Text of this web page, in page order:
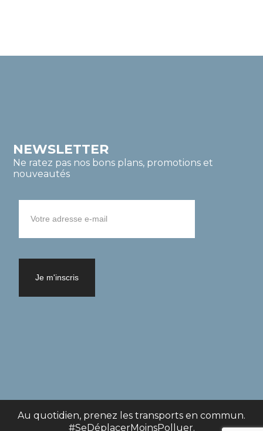
NEWSLETTER
Ne ratez pas nos bons plans, promotions et
nouveautés
Au quotidien, prenez les transports en commun.
#SeDéplacerMoinsPolluer.